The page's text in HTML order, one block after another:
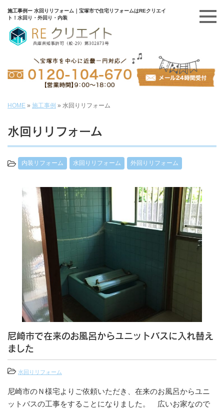
施工事例ー 水回りリフォーム｜宝塚市で住宅リフォームはREクリエイ
ト！水回り・外回り・内装
HOME » 施工事例 » 水回りリフォーム
水回りリフォーム
内装リフォーム 水回りリフォーム 外回りリフォーム
尼崎市で在来のお風呂からユニットバスに入れ替え
ました
水回りリフォーム
尼崎市のＮ様宅よりご依頼いただき、在来のお風呂からユニ
ットバスの工事をすることになりました。 広いお家なので